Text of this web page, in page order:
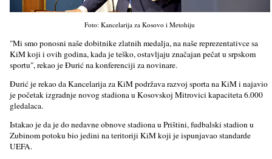
Foto: Kancelarija za Kosovo i Metohiju
"Mi smo ponosni naše dobitnike zlatnih medalјa, na naše reprezentativce sa
KiM koji i ovih godina, kada je teško, ostavlјaju značajan pečat u srpskom
sportu", rekao je Đurić na konferenciji za novinare.
Đurić je rekao da Kancelarija za KiM podržava razvoj sporta na KiM i najavio
je početak izgradnje novog stadiona u Kosovskoj Mitrovici kapaciteta 6.000
gledalaca.
Istakao je da je do nedavne obnove stadiona u Prištini, fudbalski stadion u
Zubinom potoku bio jedini na teritoriji KiM koji je ispunjavao standarde
UEFA.